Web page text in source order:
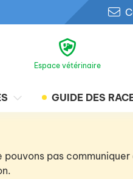
Espace vétérinaire
GUIDE DES
pas